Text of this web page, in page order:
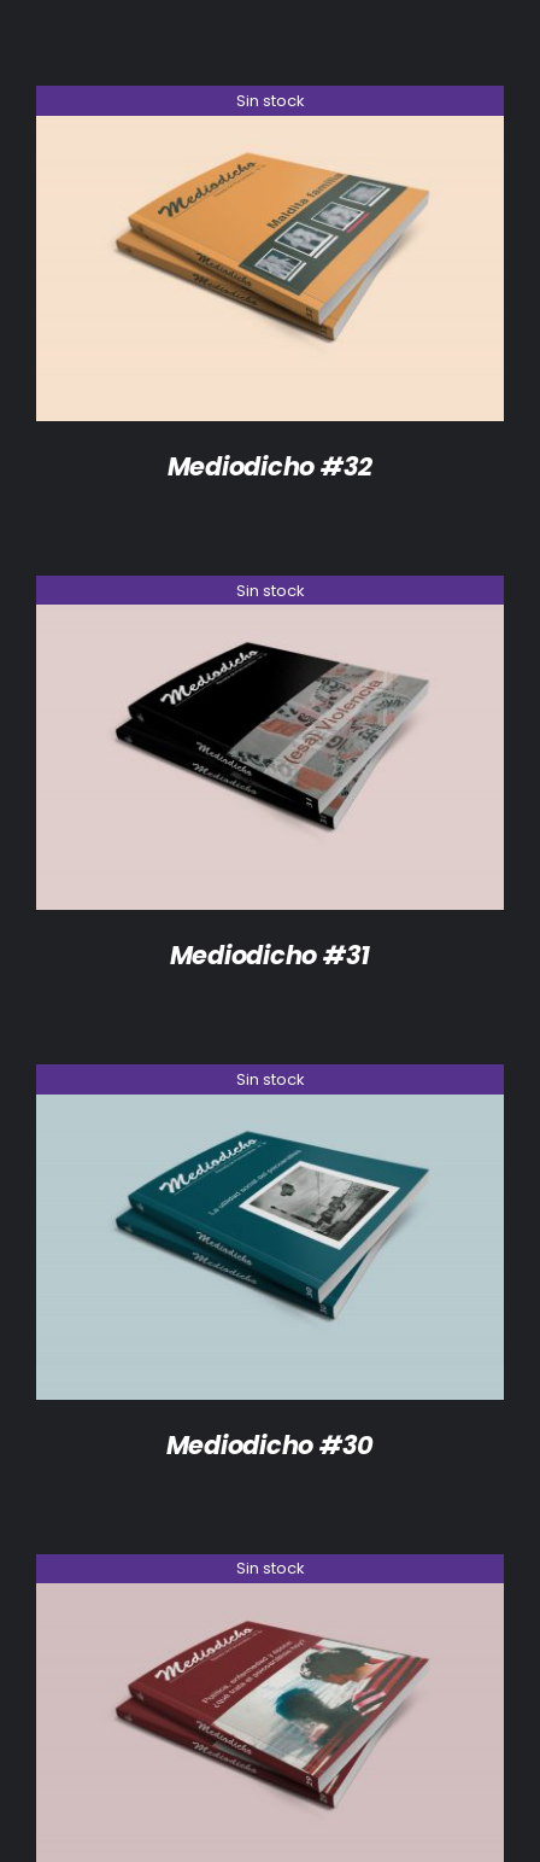
Sin stock
DETALLES
Mediodicho #32
Sin stock
DETALLES
Mediodicho #31
Sin stock
DETALLES
Mediodicho #30
Sin stock
DETALLES